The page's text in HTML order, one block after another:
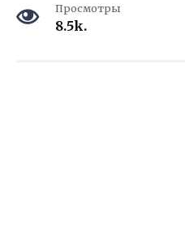
Просмотры
8.5k.